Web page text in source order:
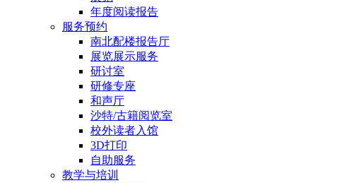
年度阅读报告
服务预约
南北配楼报告厅
展览展示服务
研讨室
研修专座
和声厅
沙特/古籍阅览室
校外读者入馆
3D打印
自助服务
教学与培训